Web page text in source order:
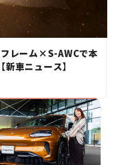
フレーム×S-AWCで本
新車ニュース】